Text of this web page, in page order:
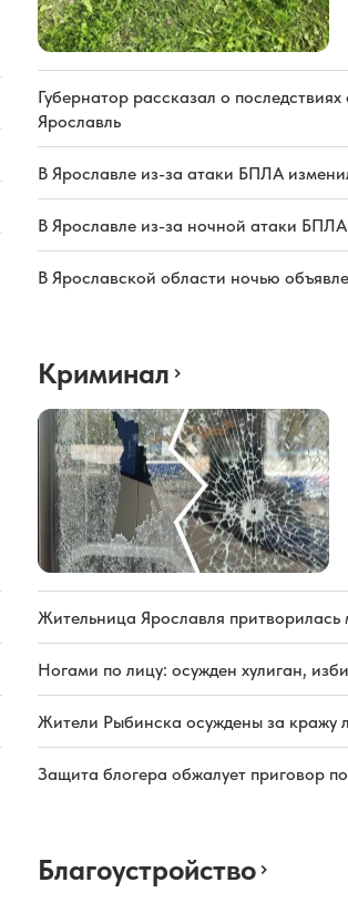
Губернатор рассказал о
Ярославль
В Ярославле из-за атаки БПЛА
В Ярославле из-за ночной атаки
В Ярославской области ночью
Криминал
Жительница Ярославля
Ногами по лицу: осужден хулиган,
Жители Рыбинска осуждены за кражу
Защита блогера обжалует приговор
Благоустройство